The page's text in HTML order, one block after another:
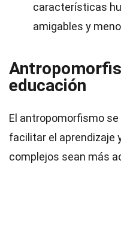
características
amigables y
educación
El antropomorfismo
facilitar el aprendizaje
complejos sean más